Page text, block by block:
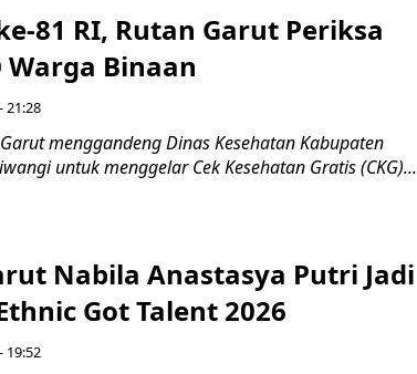
81 RI, Rutan Garut Periksa
Warga Binaan
21:28
Garut menggandeng Dinas Kesehatan Kabupaten
untuk menggelar Cek Kesehatan Gratis (CKG)...
Nabila Anastasya Putri Jadi
Got Talent 2026
19:52